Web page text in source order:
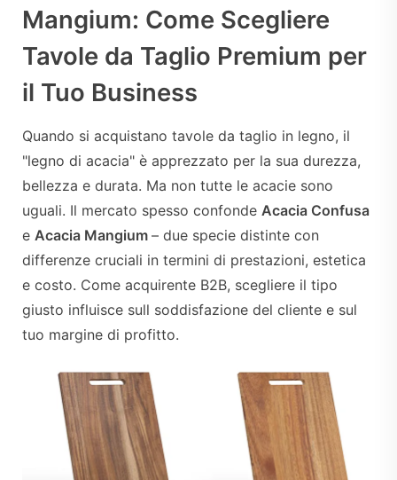
Mangium: Come Scegliere
Tavole da Taglio Premium per
il Tuo Business
Quando si acquistano tavole da taglio in legno, il
"legno di acacia" è apprezzato per la sua durezza,
bellezza e durata. Ma non tutte le acacie sono
uguali. Il mercato spesso confonde Acacia Confusa
e Acacia Mangium – due specie distinte con
differenze cruciali in termini di prestazioni, estetica
e costo. Come acquirente B2B, scegliere il tipo
giusto influisce sull soddisfazione del cliente e sul
tuo margine di profitto.